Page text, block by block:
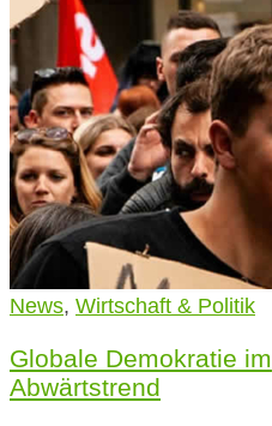
Suche
Menü Menü
News, Wirtschaft & Politik
Globale Demokratie im
Abwärtstrend